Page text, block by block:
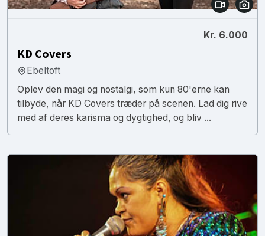
Kr. 6.000
KD Covers
Ebeltoft
Oplev den magi og nostalgi, som kun 80'erne kan
tilbyde, når KD Covers træder på scenen. Lad dig rive
med af deres karisma og dygtighed, og bliv ...